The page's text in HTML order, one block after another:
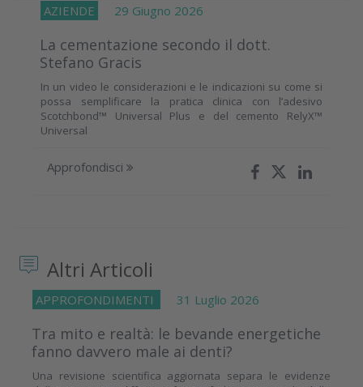
AZIENDE 29 Giugno 2026
La cementazione secondo il dott.
Stefano Gracis
In un video le considerazioni e le indicazioni su come si
possa semplificare la pratica clinica con l’adesivo
Scotchbond™ Universal Plus e del cemento RelyX™
Universal
Approfondisci
Altri Articoli
APPROFONDIMENTI 31 Luglio 2026
Tra mito e realtà: le bevande energetiche
fanno davvero male ai denti?
Una revisione scientifica aggiornata separa le evidenze